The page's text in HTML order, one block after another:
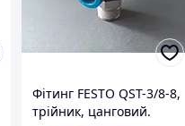
Фітинг FESTO QST-3/8-8,
трійник, цанговий.